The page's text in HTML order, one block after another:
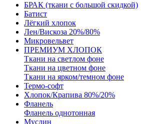
БРАК (ткани с большой скидкой)
Батист
Лёгкий хлопок
Лен/Вискоза 20%/80%
Микровельвет
ПРЕМИУМ ХЛОПОК
Ткани на светлом фоне
Ткани на цветном фоне
Ткани на ярком/темном фоне
Термо-софт
Хлопок/Крапива 80%/20%
Фланель
Фланель однотонная
Муслин